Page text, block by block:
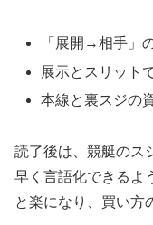
「展開→相手」
展示とスリット
本線と裏スジの
読了後は、競艇のス
早く言語化できるよ
と楽になり、買い方